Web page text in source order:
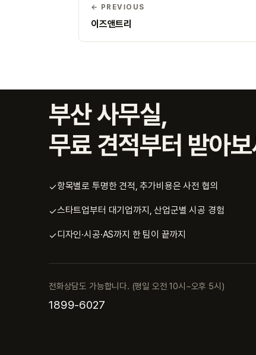
← PREVIOUS
이즈앤트리
부산 사무실,
무료 견적부터 받아
✓항목별로 투명한 견적, 추가비용은 사전 협의
✓스타트업부터 대기업까지, 산업군별 시공 경험
✓디자인·시공·AS까지 한 팀이 끝까지
전화상담도 가능합니다. (평일 오전 10시~오후 5시)
1899-6027